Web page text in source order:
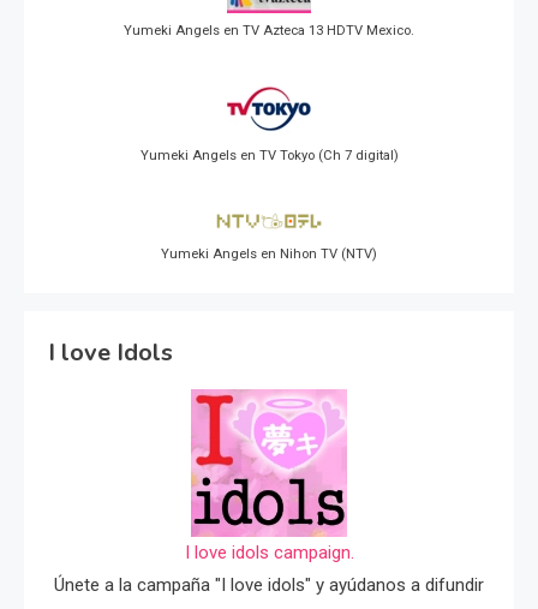
Yumeki Angels en TV Azteca 13 HDTV Mexico.
Yumeki Angels en TV Tokyo (Ch 7 digital)
Yumeki Angels en Nihon TV (NTV)
I love Idols
I love idols campaign.
Únete a la campaña "I love idols" y ayúdanos a difundir